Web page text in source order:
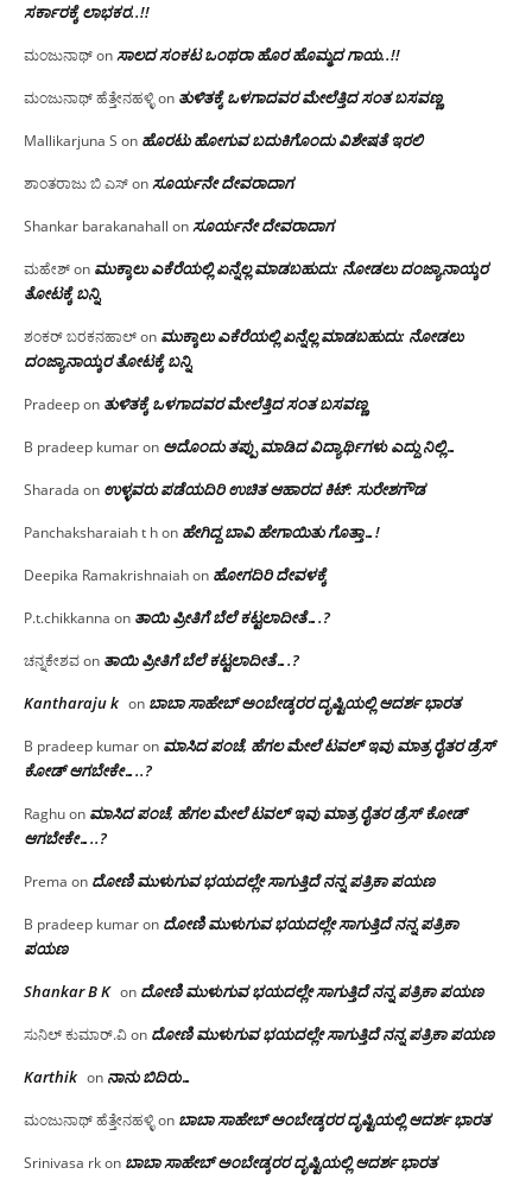
ಸರ್ಕಾರಕ್ಕೆ ಲಾಭಕರ..!!
ಮಂಜುನಾಥ್onಸಾಲದ ಸಂಕಟ ಒಂಥರಾ ಹೊರ ಹೊಮ್ಮದ ಗಾಯ..!!
ಮಂಜುನಾಥ್ ಹೆತ್ತೇನಹಳ್ಳಿon ತುಳಿತಕ್ಕೆ ಒಳಗಾದವರ ಮೇಲೆತ್ತಿದ ಸಂತ ಬಸವಣ್ಣ
Mallikarjuna S on ಹೊರಟು ಹೋಗುವ ಬದುಕಿಗೊಂದು ವಿಶೇಷತೆ ಇರಲಿ
ಶಾಂತರಾಜು ಬಿ ಎಸ್onಸೂರ್ಯನೇ ದೇವರಾದಾಗ
Shankar barakanahall onಸೂರ್ಯನೇ ದೇವರಾದಾಗ
ಮಹೇಶ್on ಮುಕ್ಕಾಲು ಎಕೆರೆಯಲ್ಲಿ ಏನ್ನೆಲ್ಲ‌ ಮಾಡಬಹುದು: ನೋಡಲು ದಂಜ್ಯಾನಾಯ್ಕರ
ತೋಟಕ್ಕೆ ಬನ್ನಿ
ಶಂಕರ್ ಬರಕನಹಾಲ್on ಮುಕ್ಕಾಲು ಎಕೆರೆಯಲ್ಲಿ ಏನ್ನೆಲ್ಲ‌ ಮಾಡಬಹುದು: ನೋಡಲು
ದಂಜ್ಯಾನಾಯ್ಕರ ತೋಟಕ್ಕೆ ಬನ್ನಿ
Pradeepon ತುಳಿತಕ್ಕೆ ಒಳಗಾದವರ ಮೇಲೆತ್ತಿದ ಸಂತ ಬಸವಣ್ಣ
B pradeep kumaron ಅದೊಂದು ತಪ್ಪು ಮಾಡಿದ ವಿದ್ಯಾರ್ಥಿಗಳು ಎದ್ದು ನಿಲ್ಲಿ…
Sharada on ಉಳ್ಳವರು ಪಡೆಯದಿರಿ ಉಚಿತ ಆಹಾರದ ಕಿಟ್: ಸುರೇಶಗೌಡ
Panchaksharaiah t hon ಹೇಗಿದ್ದ ಬಾವಿ ಹೇಗಾಯಿತು ಗೊತ್ತಾ…!
Deepika Ramakrishnaiahon ಹೋಗದಿರಿ ದೇವಳಕ್ಕೆ
P.t.chikkanna on ತಾಯಿ ಪ್ರೀತಿಗೆ ಬೆಲೆ ಕಟ್ಟಲಾದೀತೆ….?
ಚನ್ನಕೇಶವon ತಾಯಿ ಪ್ರೀತಿಗೆ ಬೆಲೆ ಕಟ್ಟಲಾದೀತೆ….?
Kantharaju k on ಬಾಬಾ ಸಾಹೇಬ್ ಅಂಬೇಡ್ಕರರ ದೃಷ್ಟಿಯಲ್ಲಿ ಆದರ್ಶ ಭಾರತ
B pradeep kumaron ಮಾಸಿದ ಪಂಚೆ, ಹೆಗಲ ಮೇಲೆ ಟವಲ್‌ ಇವು ಮಾತ್ರ ರೈತರ ಡ್ರೆಸ್‌
ಕೋಡ್ ಆಗಬೇಕೇ…..?‌
Raghuon ಮಾಸಿದ ಪಂಚೆ, ಹೆಗಲ ಮೇಲೆ ಟವಲ್‌ ಇವು ಮಾತ್ರ ರೈತರ ಡ್ರೆಸ್‌ ಕೋಡ್
ಆಗಬೇಕೇ…..?‌
Prema on ದೋಣಿ ಮುಳುಗುವ ಭಯದಲ್ಲೇ ಸಾಗುತ್ತಿದೆ ನನ್ನ ಪತ್ರಿಕಾ ಪಯಣ
B pradeep kumaron ದೋಣಿ ಮುಳುಗುವ ಭಯದಲ್ಲೇ ಸಾಗುತ್ತಿದೆ ನನ್ನ ಪತ್ರಿಕಾ
ಪಯಣ
Shankar B K on ದೋಣಿ ಮುಳುಗುವ ಭಯದಲ್ಲೇ ಸಾಗುತ್ತಿದೆ ನನ್ನ ಪತ್ರಿಕಾ ಪಯಣ
ಸುನಿಲ್ ಕುಮಾರ್.ವಿon ದೋಣಿ ಮುಳುಗುವ ಭಯದಲ್ಲೇ ಸಾಗುತ್ತಿದೆ ನನ್ನ ಪತ್ರಿಕಾ ಪಯಣ
Karthik on ನಾನು ಬಿದಿರು…
ಮಂಜುನಾಥ್ ಹೆತ್ತೇನಹಳ್ಳಿon ಬಾಬಾ ಸಾಹೇಬ್ ಅಂಬೇಡ್ಕರರ ದೃಷ್ಟಿಯಲ್ಲಿ ಆದರ್ಶ ಭಾರತ
Srinivasa rkon ಬಾಬಾ ಸಾಹೇಬ್ ಅಂಬೇಡ್ಕರರ ದೃಷ್ಟಿಯಲ್ಲಿ ಆದರ್ಶ ಭಾರತ